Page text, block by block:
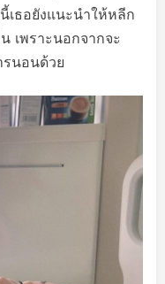
เธอยังแนะนำให้หลีก
เพราะนอกจากจะ
นอนด้วย